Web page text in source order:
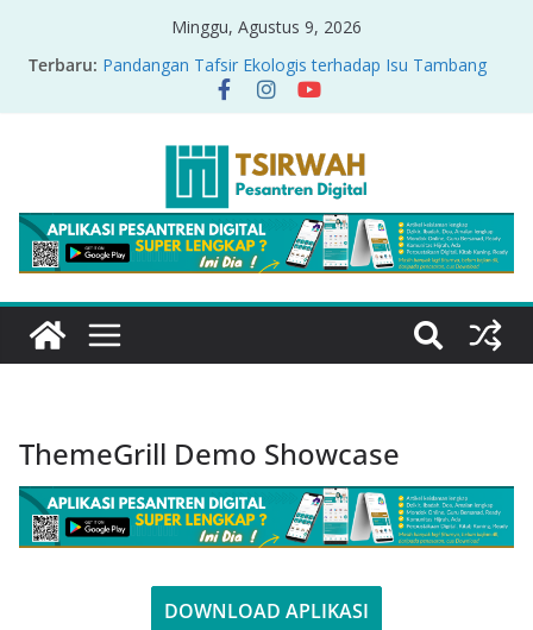
Minggu, Agustus 9, 2026
Terbaru: Pandangan Tafsir Ekologis terhadap Isu Tambang
Nikel di Raja Ampat
PRODUK RELASI KUASA-IDIOLOGI PADA TAFSIR
Sirah Nabawiyah
Oversharing dan Privasi dalam Al-Qur’an: “Ketika
Ayat Bicara Soal Curhat di Sosmed”
Menyikapi Fatherless, Kisah Lukman Menjadi
Cerminan
ThemeGrill Demo Showcase
DOWNLOAD APLIKASI